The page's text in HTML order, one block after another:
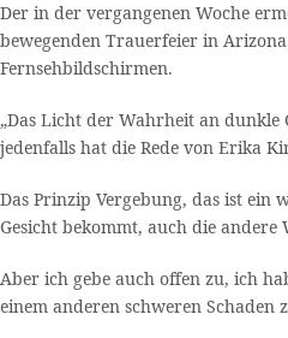
Der in der vergangenen Woche
bewegenden Trauerfeier in
Fernsehbildschirmen.
„Das Licht der Wahrheit an
jedenfalls hat die Rede von Erika
Das Prinzip Vergebung, das ist ein
Gesicht bekommt, auch die
Aber ich gebe auch offen zu, ich
einem anderen schweren Schaden